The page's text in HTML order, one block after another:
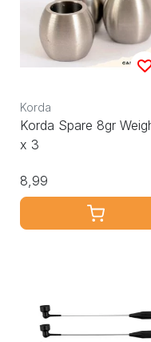
Korda
Korda Spare 8gr
x 3
8,99